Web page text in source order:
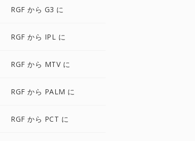
RGF から G3 に
RGF から IPL に
RGF から MTV に
RGF から PALM に
RGF から PCT に